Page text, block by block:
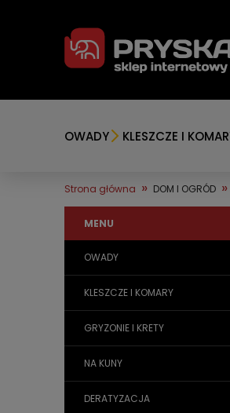
OWADY KLESZCZE I
Strona główna » DOM I OGRÓD »
MENU
OWADY
KLESZCZE I KOMARY
GRYZONIE I KRETY
NA KUNY
DERATYZACJA